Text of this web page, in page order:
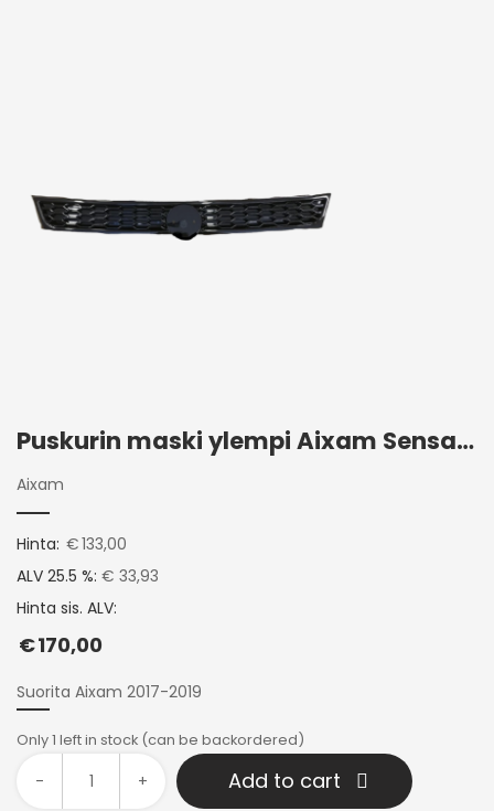
Puskurin maski ylempi Aixam Sensation 2017+
Aixam
Hinta: €133,00
ALV 25.5 %: € 33,93
Hinta sis. ALV:
€170,00
Suorita Aixam 2017-2019
Only 1 left in stock (can be backordered)
- + Add to cart